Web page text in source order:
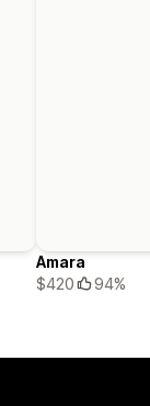
Amara
$420
94%